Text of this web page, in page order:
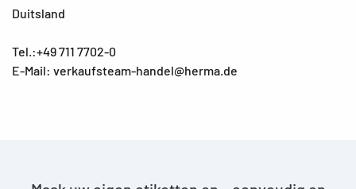
Duitsland
Tel.:+49 711 7702-0
E-Mail: verkaufsteam-handel@herma.de